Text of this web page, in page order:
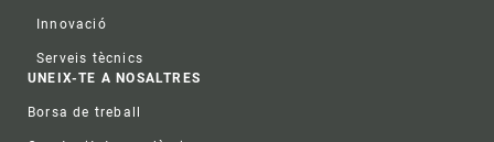
Innovació
Serveis tècnics
UNEIX-TE A NOSALTRES
Borsa de treball